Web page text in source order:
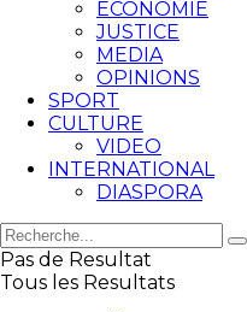
ECONOMIE
JUSTICE
MEDIA
OPINIONS
SPORT
CULTURE
VIDEO
INTERNATIONAL
DIASPORA
Pas de Resultat
Tous les Resultats